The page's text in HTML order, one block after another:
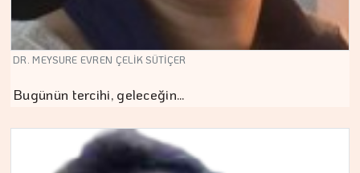
DR. MEYSURE EVREN ÇELİK SÜTİÇER
Bugünün tercihi, geleceğin…